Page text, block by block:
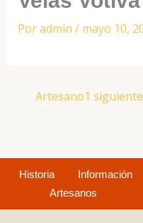
Poradmin / mayo 10,
Artesano1 siguiente
Historia Información
Artesanos